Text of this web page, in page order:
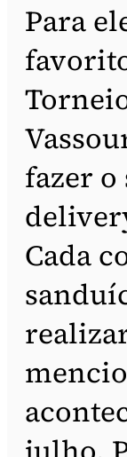
Para
fazer o
Cada